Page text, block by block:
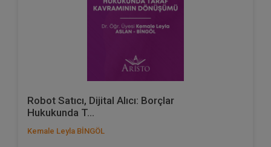
Robot Satıcı, Dijital Alıcı: Borçlar
Hukukunda T...
Kemale Leyla BİNGÖL